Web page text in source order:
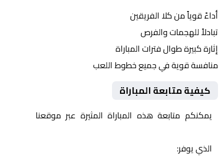
أداءً قوياً من كلا الفريقين
تبادلاً للهجمات والفرص
إثارة كبيرة طوال فترات المباراة
منافسة قوية في جميع خطوط اللعب
كيفية متابعة المباراة
يمكنكم متابعة هذه المباراة المثيرة عبر موقعنا
الذي يوفر: